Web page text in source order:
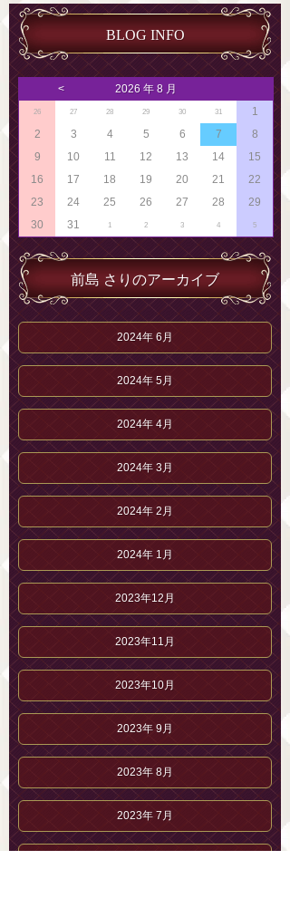
BLOG INFO
< 2026 年 8 月
26 27 28 29 30 31
1
2
3 4 5 6 7
8
9
10 11 12 13 14
15
16
17 18 19 20 21
22
23
24 25 26 27 28
29
30
31 1 2 3 4 5
前島 さりのアーカイブ
2024年 6月
2024年 5月
2024年 4月
2024年 3月
2024年 2月
2024年 1月
2023年12月
2023年11月
2023年10月
2023年 9月
2023年 8月
2023年 7月